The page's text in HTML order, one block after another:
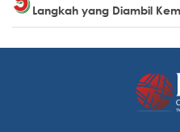
Langkah yang Diambil